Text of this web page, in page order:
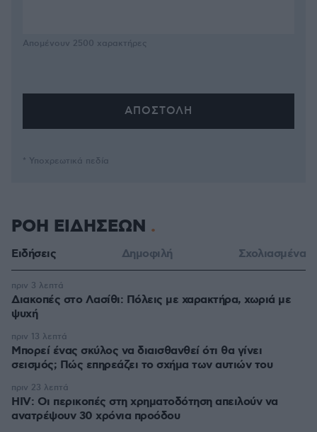
Απομένουν 2500 χαρακτήρες
* Υποχρεωτικά πεδία
ΡΟΗ ΕΙΔΗΣΕΩΝ
Ειδήσεις Δημοφιλή Σχολιασμένα
Διακοπές στο Λασίθι: Πόλεις με χαρακτήρα, χωριά με
ψυχή
πριν 3 λεπτά
Μπορεί ένας σκύλος να διαισθανθεί ότι θα γίνει
σεισμός; Πώς επηρεάζει το σχήμα των αυτιών του
πριν 13 λεπτά
HIV: Οι περικοπές στη χρηματοδότηση απειλούν να
ανατρέψουν 30 χρόνια προόδου
πριν 23 λεπτά